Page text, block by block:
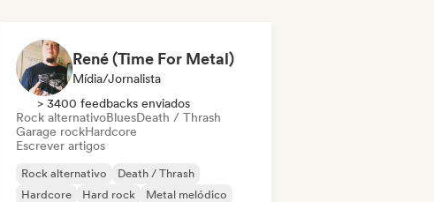
René (Time For Metal)
Mídia/Jornalista
> 3400 feedbacks enviados
Rock alternativoBluesDeath / Thrash
Garage rockHardcore
Escrever artigos
Rock alternativo
Death / Thrash
Hardcore
Hard rock
Metal melódico